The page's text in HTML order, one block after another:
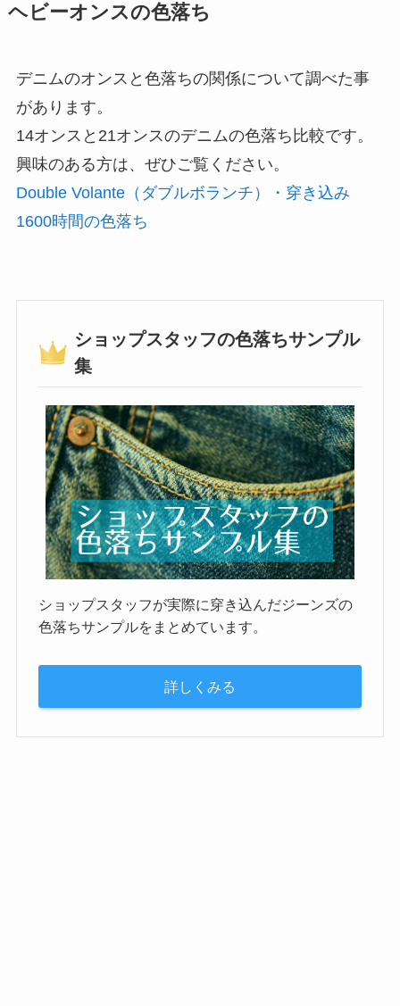
ヘビーオンスの色落ち
デニムのオンスと色落ちの関係について調べた事
があります。
14オンスと21オンスのデニムの色落ち比較です。
興味のある方は、ぜひご覧ください。
Double Volante（ダブルボランチ）・穿き込み
1600時間の色落ち
ショップスタッフの色落ちサンプル
集
ショップスタッフが実際に穿き込んだジーンズの
色落ちサンプルをまとめています。
詳しくみる